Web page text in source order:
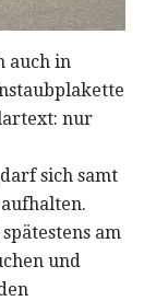
auch in
nur
sich samt
am
und